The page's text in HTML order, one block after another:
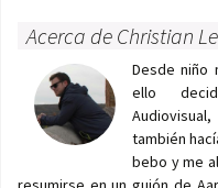
Acerca de Christian
Desde niño
ello
también
bebo y me